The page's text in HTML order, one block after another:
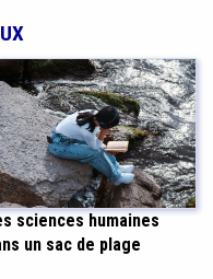
sciences humaines
un sac de plage